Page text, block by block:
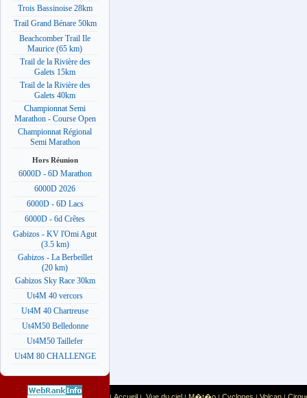
Trois Bassinoise 28km
Trail Grand Bénare 50km
Beachcomber Trail Ile
Maurice (65 km)
Trail de la Rivière des
Galets 15km
Trail de la Rivière des
Galets 40km
Championnat Semi
Marathon - Course Open
Championnat Régional
Semi Marathon
Hors Réunion
6000D - 6D Marathon
6000D 2026
6000D - 6D Lacs
6000D - 6d Crêtes
Gabizos - KV l'Omi Agut
(3.5 km)
Gabizos - La Berbeillet
(20 km)
Gabizos Sky Race 30km
Ut4M 40 vercors
Ut4M 40 Chartreuse
Ut4M50 Belledonne
Ut4M50 Taillefer
Ut4M 80 CHALLENGE